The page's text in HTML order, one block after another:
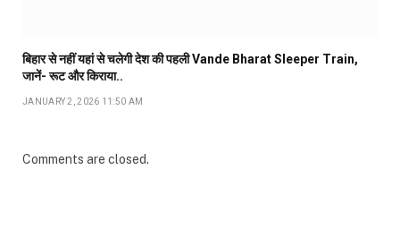
बिहार से नहीं यहां से चलेगी देश की पहली Vande Bharat Sleeper Train,
जानें- रूट और किराया..
JANUARY 2, 2026 11:50 AM
Comments are closed.